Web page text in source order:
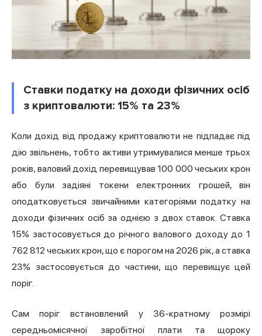
Ставки податку на доходи фізичних осіб
з криптовалюти: 15% та 23%
Коли дохід від продажу криптовалюти не підпадає під
дію звільнень, тобто активи утримувалися менше трьох
років, валовий дохід перевищував 100 000 чеських крон
або були задіяні токени електронних грошей, він
оподатковується звичайними категоріями податку на
доходи фізичних осіб за однією з двох ставок. Ставка
15% застосовується до річного валового доходу до 1
762 812 чеських крон, що є порогом на 2026 рік, а ставка
23% застосовується до частини, що перевищує цей
поріг.
Сам поріг встановлений у 36-кратному розмірі
середньомісячної заробітної плати та щороку